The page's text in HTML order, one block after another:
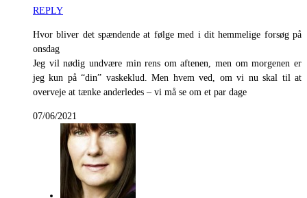
REPLY
Hvor bliver det spændende at følge med i dit hemmelige forsøg på
onsdag
Jeg vil nødig undvære min rens om aftenen, men om morgenen er
jeg kun på “din” vaskeklud. Men hvem ved, om vi nu skal til at
overveje at tænke anderledes – vi må se om et par dage
07/06/2021